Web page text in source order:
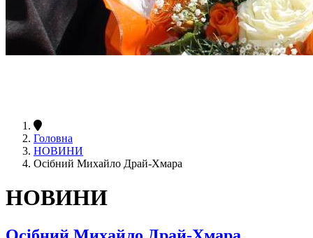
Головна
НОВИНИ
Осібний Михайло Драй-Хмара
НОВИНИ